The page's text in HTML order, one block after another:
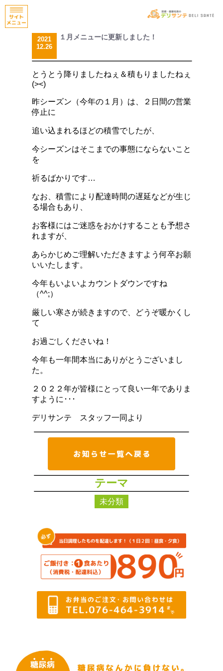
2021
12.26
１月メニューに更新しました！
とうとう降りましたねぇ＆積もりましたねぇ
(><)
昨シーズン（今年の１月）は、２日間の営業
停止に
追い込まれるほどの積雪でしたが、
今シーズンはそこまでの事態にならないこと
を
祈るばかりです…
なお、積雪により配達時間の遅延などが生じ
る場合もあり、
お客様にはご迷惑をおかけすることも予想さ
れますが、
あらかじめご理解いただきますよう何卒お願
いいたします。
今年もいよいよカウントダウンですね
（^^;）
厳しい寒さが続きますので、どうぞ暖かくし
て
お過ごしくださいね！
今年も一年間本当にありがとうございまし
た。
２０２２年が皆様にとって良い一年でありま
すように･･･
デリサンテ スタッフ一同より
テーマ
未分類